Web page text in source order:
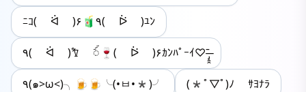
ﾆｺ( ᐛ )۶🧃٩( ᐖ )ﾕﾝ
٩( ᐛ )𐀑 ꪾ🍷( ᐖ )۶ｶﾝﾊﾟｰｲ♡ˉ̶̡̭̭
٩(๑>ω<)╮🍺🍺╰(•ㅂ•*)╯ (*ﾟ▽ﾟ)ﾉ ｻﾖﾅﾗ